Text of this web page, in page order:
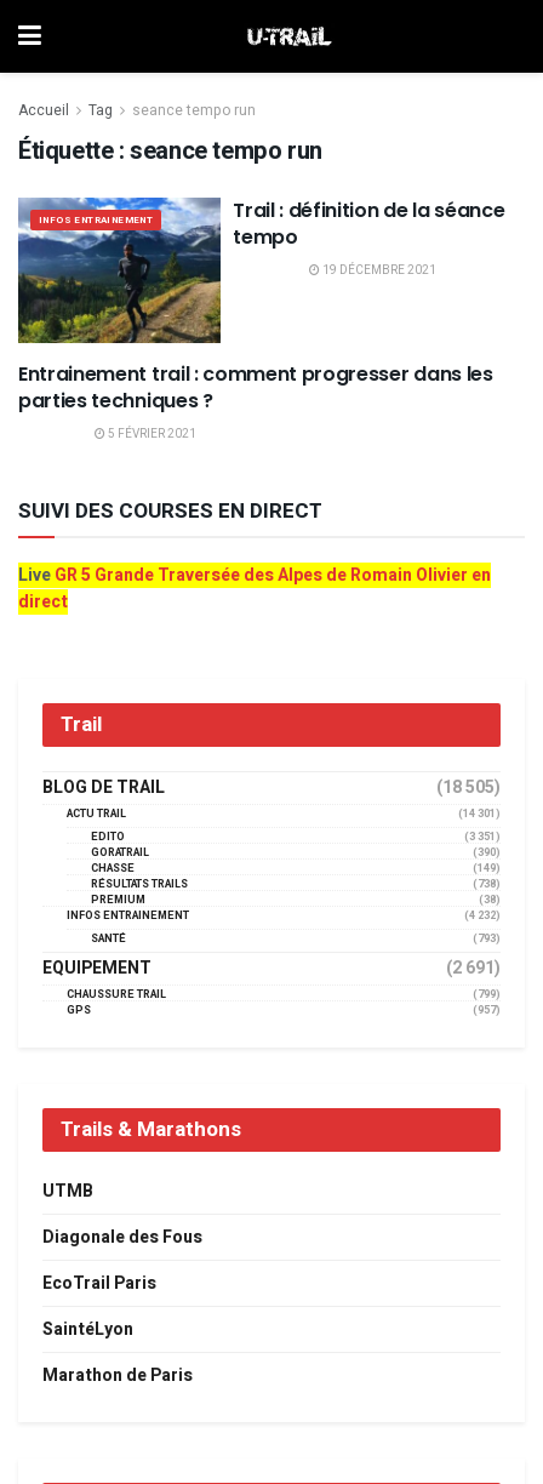
Accueil Tag seance tempo run
Étiquette :seance tempo run
INFOS ENTRAINEMENT
Trail : définition de la séance
tempo
19 DÉCEMBRE 2021
INFOS ENTRAINEMENT
Entrainement trail : comment progresser dans les
parties techniques ?
5 FÉVRIER 2021
SUIVI DES COURSES EN DIRECT
LiveGR 5 Grande Traversée des Alpes de Romain Olivier en
direct
Trail
BLOG DE TRAIL (18 505)
ACTU TRAIL
(14 301)
EDITO
(3 351)
GORATRAIL
(390)
CHASSE
(149)
RÉSULTATS TRAILS
(738)
PREMIUM
(38)
INFOS ENTRAINEMENT
(4 232)
SANTÉ
(793)
EQUIPEMENT (2 691)
CHAUSSURE TRAIL
(799)
GPS
(957)
Trails & Marathons
UTMB
Diagonale des Fous
EcoTrail Paris
SaintéLyon
Marathon de Paris